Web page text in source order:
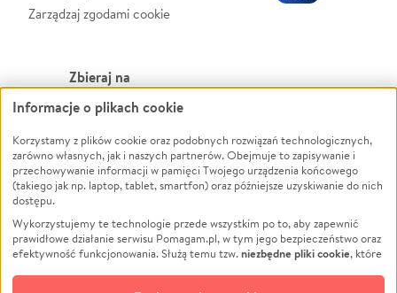
Zarządzaj zgodami cookie
Zbieraj na
Leczenie
Zwierzęta
Pożar
Ukraina
Pomoc Finansowa
Projekty
Pogrzeb
Powódź
Wichura
NGO
Edukacja
Podróż
Impreza
Informacje o plikach cookie
Korzystamy z plików cookie oraz podobnych rozwiązań technologicznych,
zarówno własnych, jak i naszych partnerów. Obejmuje to zapisywanie i
przechowywanie informacji w pamięci Twojego urządzenia końcowego
(takiego jak np. laptop, tablet, smartfon) oraz późniejsze uzyskiwanie do nich
dostępu.
Wykorzystujemy te technologie przede wszystkim po to, aby zapewnić
prawidłowe działanie serwisu Pomagam.pl, w tym jego bezpieczeństwo oraz
efektywność funkcjonowania. Służą temu tzw.niezbędne pliki cookie, które